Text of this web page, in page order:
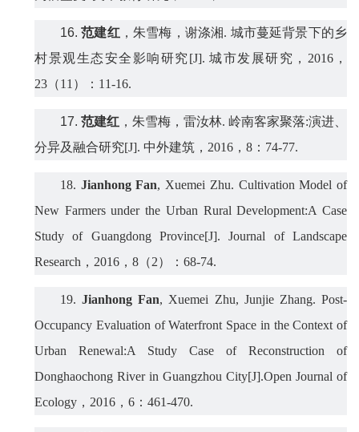
16.范建红，朱雪梅，谢涤湘. 城市蔓延背景下的乡
村景观生态安全影响研究 [J]. 城市发展研究， 2016，
23 （11 ）： 11-16.
17. 范建红 ，朱雪梅，雷汝林. 岭南客家聚落:演进、
分异及融合研究[J]. 中外建筑， 2016 ， 8 ： 74-77.
18. Jianhong Fan, Xuemei Zhu. Cultivation Model of
New Farmers under the Urban Rural Development:A Case
Study of Guangdong Province[J]. Journal of Landscape
Research ， 2016 ， 8 （2）： 68-74.
19.Jianhong Fan, Xuemei Zhu, Junjie Zhang. Post-
Occupancy Evaluation of Waterfront Space in the Context of
Urban Renewal:A Study Case of Reconstruction of
Donghaochong River in Guangzhou City[J].Open Journal of
Ecology ， 2016 ， 6 ： 461-470.